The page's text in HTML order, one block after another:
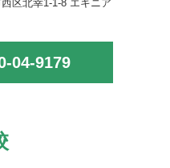
区北幸1-1-8 エキニア
04-9179